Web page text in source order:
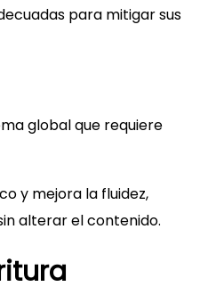
para mitigar sus
global que requiere
y mejora la fluidez,
alterar el contenido.